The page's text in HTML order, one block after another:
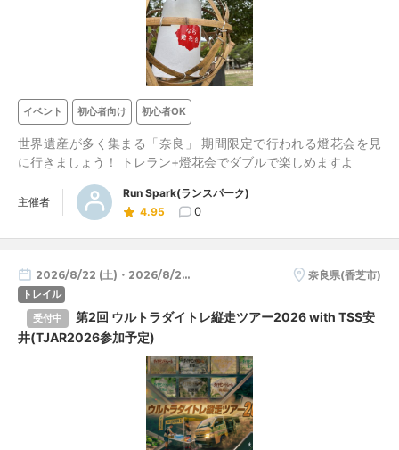
イベント 初心者向け 初心者OK
世界遺産が多く集まる「奈良」 期間限定で行われる燈花会を見
に行きましょう！ トレラン+燈花会でダブルで楽しめますよ
主催者
Run Spark(ランスパーク)
4.95
0
2026/8/22 (土)・2026/8/23 (日) 奈良県(香芝市)
トレイル
受付中
第2回 ウルトラダイトレ縦走ツアー2026 with TSS安
井(TJAR2026参加予定)